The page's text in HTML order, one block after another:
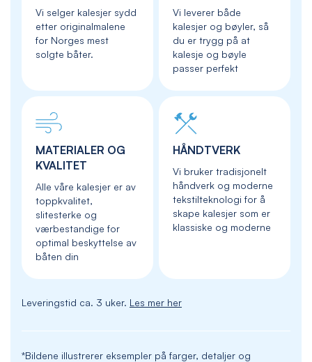
Vi selger kalesjer sydd
etter originalmalene
for Norges mest
solgte båter.
Vi leverer både
kalesjer og bøyler, så
du er trygg på at
kalesje og bøyle
passer perfekt
MATERIALER OG
KVALITET
Alle våre kalesjer er av
toppkvalitet,
slitesterke og
værbestandige for
optimal beskyttelse av
båten din
HÅNDTVERK
Vi bruker tradisjonelt
håndverk og moderne
tekstilteknologi for å
skape kalesjer som er
klassiske og moderne
Leveringstid ca. 3 uker. Les mer her
*Bildene illustrerer eksempler på farger, detaljer og